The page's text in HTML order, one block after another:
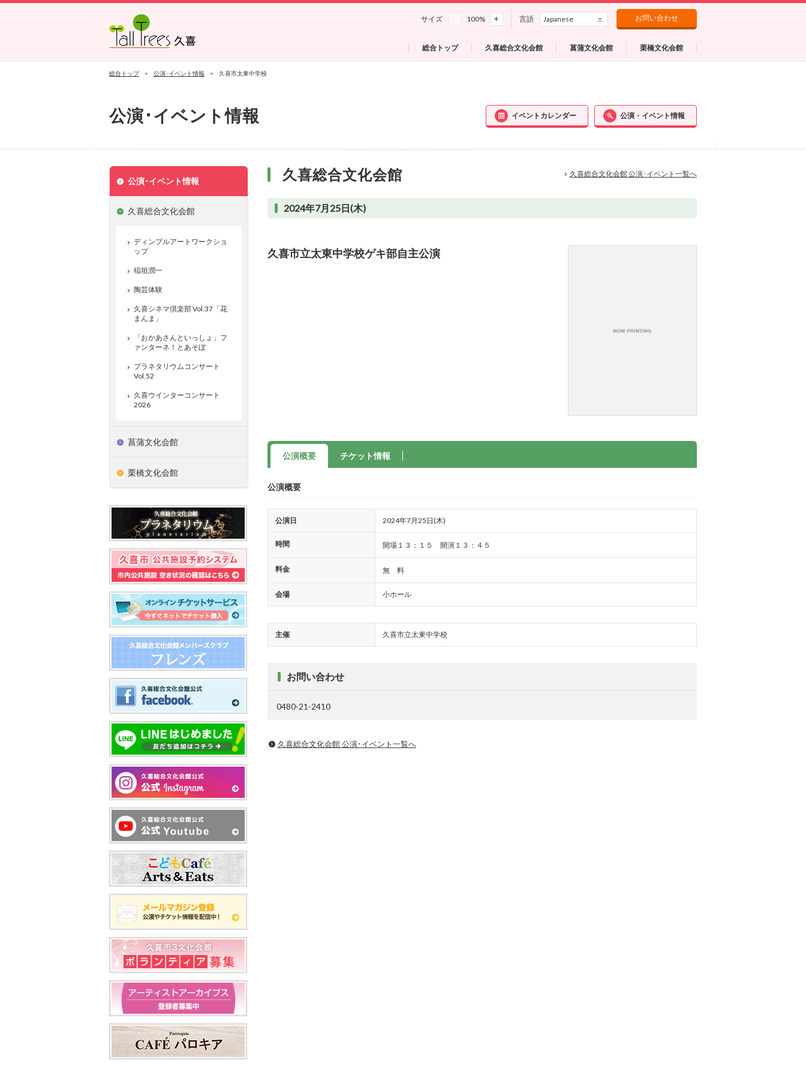
総合トップ 久喜総合文化会館 菖蒲文化会館 栗橋文化会館
サイズ 100% 言語 Japanese お問い合わせ
総合トップ 公演･イベント情報 久喜市太東中学校
公演･イベント情報 イベントカレンダー 公演・イベント情報
久喜総合文化会館 久喜総合文化会館 公演･イベント一覧へ
2024年7月25日(木)
久喜市立太東中学校ゲキ部自主公演
公演概要 チケット情報
公演概要
公演日 2024年7月25日(木)
時間 開場１３：１５ 開演１３：４５
料金 無 料
会場 小ホール
主催 久喜市立太東中学校
お問い合わせ
0480-21-2410
久喜総合文化会館 公演･イベント一覧へ
公演･イベント情報
久喜総合文化会館
ディンプルアートワークショ
ップ
稲垣潤一
陶芸体験
久喜シネマ倶楽部 Vol.37「花
まんま」
「おかあさんといっしょ」フ
ァンターネ！とあそぼ
プラネタリウムコンサート
Vol.52
久喜ウインターコンサート
2026
菖蒲文化会館
栗橋文化会館